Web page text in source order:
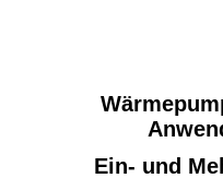
Ein- und